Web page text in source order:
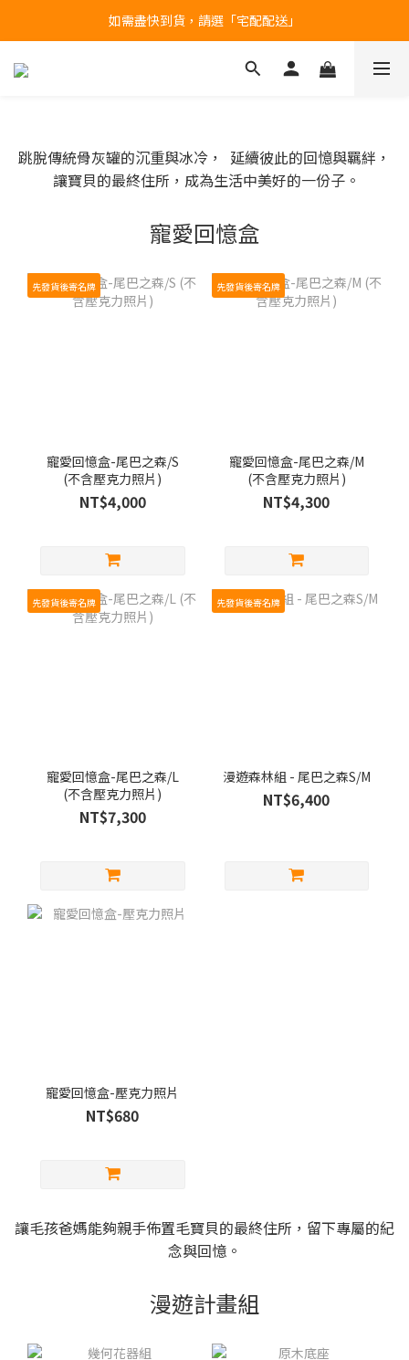
台北民權門市，現貨展示中
如需盡快到貨，請選「宅配配送」
產品均備有現貨，下單後最快當天即可出貨
跳脫傳統骨灰罐的沉重與冰冷， 延續彼此的回憶與羈絆，
讓寶貝的最終住所，成為生活中美好的一份子。
寵愛回憶盒
先發貨後寄名牌
寵愛回憶盒-尾巴之森/S
(不含壓克力照片)
NT$4,000
先發貨後寄名牌
寵愛回憶盒-尾巴之森/M
(不含壓克力照片)
NT$4,300
先發貨後寄名牌
寵愛回憶盒-尾巴之森/L
(不含壓克力照片)
NT$7,300
先發貨後寄名牌
漫遊森林組 - 尾巴之森S/M
NT$6,400
寵愛回憶盒-壓克力照片
NT$680
讓毛孩爸媽能夠親手佈置毛寶貝的最終住所，留下專屬的紀
念與回憶。
漫遊計畫組